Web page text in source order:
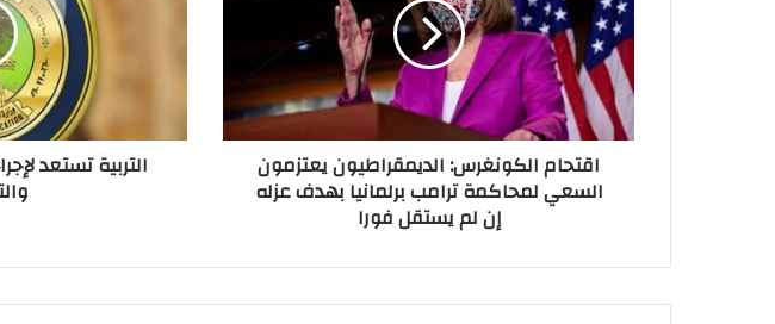
يعتزمون
السعي
لمحاكمة
ترامب
برلمانيا
بهدف
اقتحام الكونغرس: الديمقراطيون يعتزمون
السعي لمحاكمة ترامب برلمانيا بهدف عزله
إن لم يستقل فورا
التربية تستعد